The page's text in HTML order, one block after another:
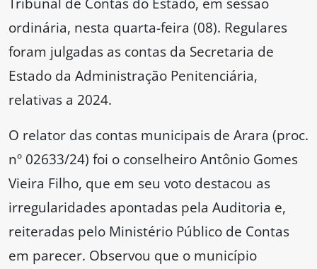
ordinária, nesta quarta-feira (08). Regulares
foram julgadas as contas da Secretaria de
Estado da Administração Penitenciária,
relativas a 2024.
O relator das contas municipais de Arara (proc.
nº 02633/24) foi o conselheiro Antônio Gomes
Vieira Filho, que em seu voto destacou as
irregularidades apontadas pela Auditoria e,
reiteradas pelo Ministério Público de Contas
em parecer. Observou que o município